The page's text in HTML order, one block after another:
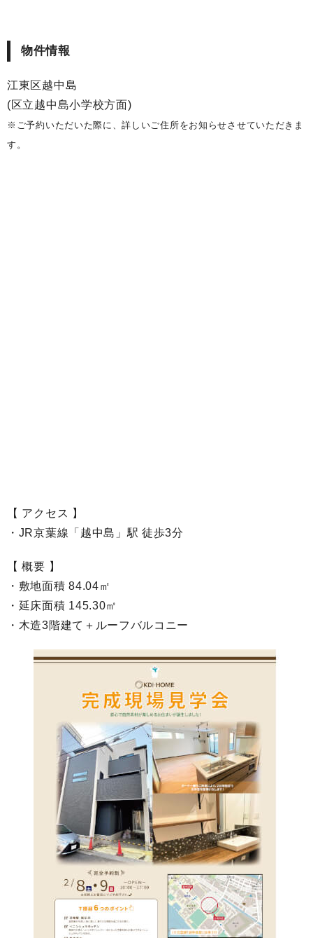
物件情報
江東区越中島
(区立越中島小学校方面)
※ご予約いただいた際に、詳しいご住所をお知らせさせていただきま
す。
【 アクセス 】
・JR京葉線「越中島」駅 徒歩3分
【 概要 】
・敷地面積 84.04㎡
・延床面積 145.30㎡
・木造3階建て＋ルーフバルコニー